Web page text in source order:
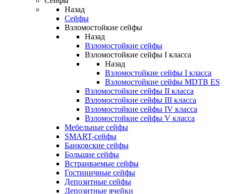
Назад
Сейфы
Взломостойкие сейфы
Назад
Взломостойкие сейфы
Взломостойкие сейфы I класса
Назад
Взломостойкие сейфы I класса
Взломостойкие сейфы MDTB ES
Взломостойкие сейфы II класса
Взломостойкие сейфы III класса
Взломостойкие сейфы IV класса
Взломостойкие сейфы V класса
Мебельные сейфы
SMART-сейфы
Банковские сейфы
Большие сейфы
Встраиваемые сейфы
Гостиничные сейфы
Депозитные сейфы
Депозитные ячейки